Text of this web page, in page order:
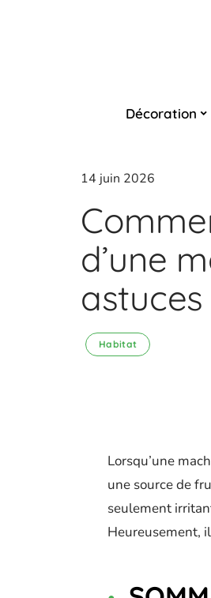
Décoration
14 juin 2026
d’une
Habitat
Lorsqu’une
une source de
seulement
Heureusement,